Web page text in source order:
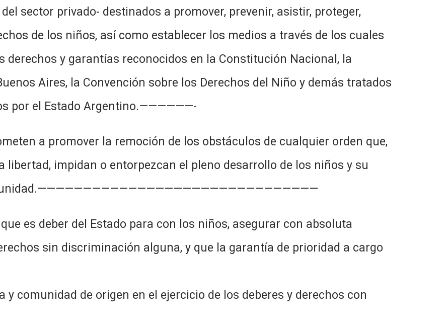
sector privado- destinados a promover, prevenir, asistir, proteger,
de los niños, así como establecer los medios a través de los cuales
derechos y garantías reconocidos en la Constitución Nacional, la
Aires, la Convención sobre los Derechos del Niño y demás tratados
por el Estado Argentino.——————-
a promover la remoción de los obstáculos de cualquier orden que,
libertad, impidan o entorpezcan el pleno desarrollo de los niños y su
es deber del Estado para con los niños, asegurar con absoluta
sin discriminación alguna, y que la garantía de prioridad a cargo
comunidad de origen en el ejercicio de los deberes y derechos con